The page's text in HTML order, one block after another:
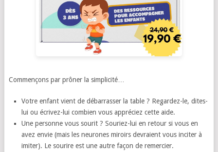
Commençons par prôner la simplicité…
Votre enfant vient de débarrasser la table ? Regardez-le, dites-
lui ou écrivez-lui combien vous appréciez cette aide.
Une personne vous sourit ? Souriez-lui en retour si vous en
avez envie (mais les neurones miroirs devraient vous inciter à
imiter). Le sourire est une autre façon de remercier.